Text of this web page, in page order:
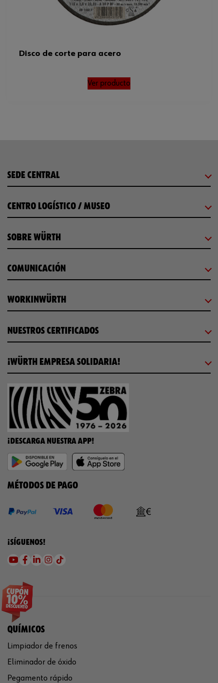
Disco de corte para acero
Ver producto
SEDE CENTRAL
CENTRO LOGÍSTICO / MUSEO
SOBRE WÜRTH
COMUNICACIÓN
WORKINWÜRTH
NUESTROS CERTIFICADOS
¡WÜRTH EMPRESA SOLIDARIA!
¡DESCARGA NUESTRA APP!
MÉTODOS DE PAGO
¡SÍGUENOS!
QUÍMICOS
Limpiador de frenos
Eliminador de óxido
Pegamento rápido